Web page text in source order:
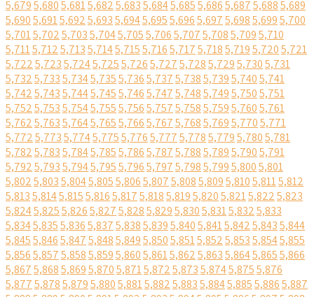
5,6795,6805,6815,6825,6835,6845,6855,6865,6875,6885,689
5,6905,6915,6925,6935,6945,6955,6965,6975,6985,6995,700
5,7015,7025,7035,7045,7055,7065,7075,7085,7095,710
5,7115,7125,7135,7145,7155,7165,7175,7185,7195,7205,721
5,7225,7235,7245,7255,7265,7275,7285,7295,7305,731
5,7325,7335,7345,7355,7365,7375,7385,7395,7405,741
5,7425,7435,7445,7455,7465,7475,7485,7495,7505,751
5,7525,7535,7545,7555,7565,7575,7585,7595,7605,761
5,7625,7635,7645,7655,7665,7675,7685,7695,7705,771
5,7725,7735,7745,7755,7765,7775,7785,7795,7805,781
5,7825,7835,7845,7855,7865,7875,7885,7895,7905,791
5,7925,7935,7945,7955,7965,7975,7985,7995,8005,801
5,8025,8035,8045,8055,8065,8075,8085,8095,8105,8115,812
5,8135,8145,8155,8165,8175,8185,8195,8205,8215,8225,823
5,8245,8255,8265,8275,8285,8295,8305,8315,8325,833
5,8345,8355,8365,8375,8385,8395,8405,8415,8425,8435,844
5,8455,8465,8475,8485,8495,8505,8515,8525,8535,8545,855
5,8565,8575,8585,8595,8605,8615,8625,8635,8645,8655,866
5,8675,8685,8695,8705,8715,8725,8735,8745,8755,876
5,8775,8785,8795,8805,8815,8825,8835,8845,8855,8865,887